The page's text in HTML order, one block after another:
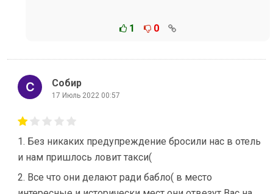
1 0
Собир
17 Июль 2022 00:57
1. Без никаких предупреждение бросили нас в отель
и нам пришлось ловит такси(
2. Все что они делают ради бабло( в место